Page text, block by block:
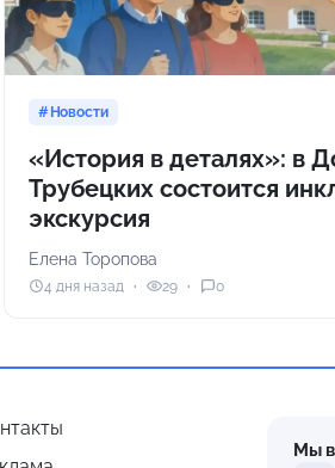
Новости
«История в деталях»: в
Трубецких состоится
экскурсия
Елена Торопова
4 дня назад 29 0
Мы в